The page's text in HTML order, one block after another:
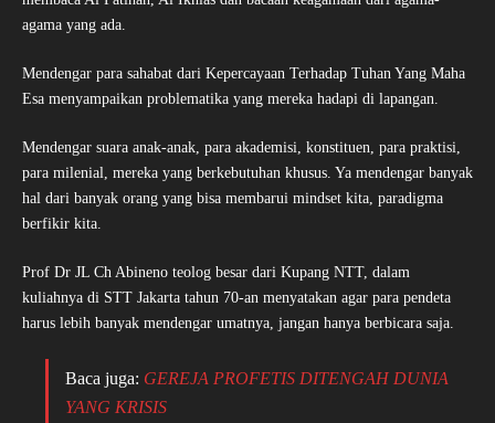
agama yang ada.
Mendengar para sahabat dari Kepercayaan Terhadap Tuhan Yang Maha
Esa menyampaikan problematika yang mereka hadapi di lapangan.
Mendengar suara anak-anak, para akademisi, konstituen, para praktisi,
para milenial, mereka yang berkebutuhan khusus. Ya mendengar banyak
hal dari banyak orang yang bisa membarui mindset kita, paradigma
berfikir kita.
Prof Dr JL Ch Abineno teolog besar dari Kupang NTT, dalam
kuliahnya di STT Jakarta tahun 70-an menyatakan agar para pendeta
harus lebih banyak mendengar umatnya, jangan hanya berbicara saja.
Baca juga: GEREJA PROFETIS DITENGAH DUNIA
YANG KRISIS